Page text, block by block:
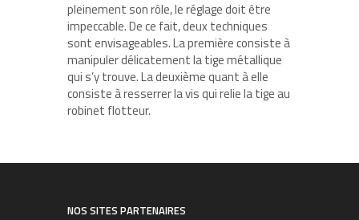
pleinement son rôle, le réglage doit être
impeccable. De ce fait, deux techniques
sont envisageables. La première consiste à
manipuler délicatement la tige métallique
qui s’y trouve. La deuxième quant à elle
consiste à resserrer la vis qui relie la tige au
robinet flotteur.
NOS SITES PARTENAIRES